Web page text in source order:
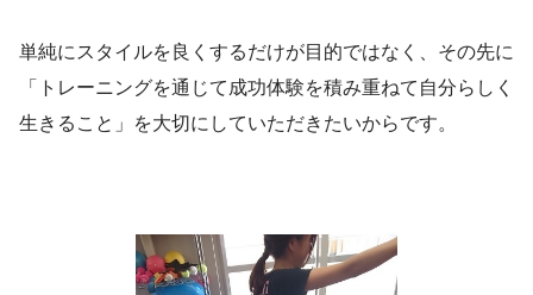
単純にスタイルを良くするだけが目的ではなく、その先に
「トレーニングを通じて成功体験を積み重ねて自分らしく
生きること」を大切にしていただきたいからです。